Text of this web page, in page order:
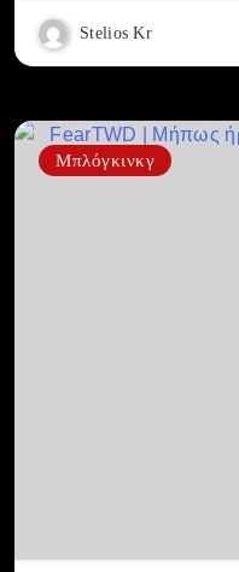
Stelios Kr
Μπλόγκινκγ